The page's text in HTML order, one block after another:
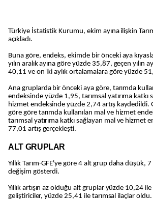
Türkiye İstatistik Kurumu, ekim ayına ilişkin
açıkladı.
Buna göre, endeks, ekimde bir önceki aya
yılın aralık ayına göre yüzde 35,87, geçen yılın
40,11 ve on iki aylık ortalamalara göre yüzde
Ana gruplarda bir önceki aya göre, tarımda
endeksinde yüzde 1,95, tarımsal yatırıma katkı
hizmet endeksinde yüzde 2,74 artış kaydedildi.
göre göre tarımda kullanılan mal ve hizmet
tarımsal yatırıma katkı sağlayan mal ve hizmet
77,01 artış gerçekleşti.
ALT GRUPLAR
Yıllık Tarım-GFE'ye göre 4 alt grup daha düşük,
değişim gösterdi.
Yıllık artışın az olduğu alt gruplar yüzde 10,24
geliştiriciler, yüzde 25,41 ile tarımsal ilaçlar oldu.